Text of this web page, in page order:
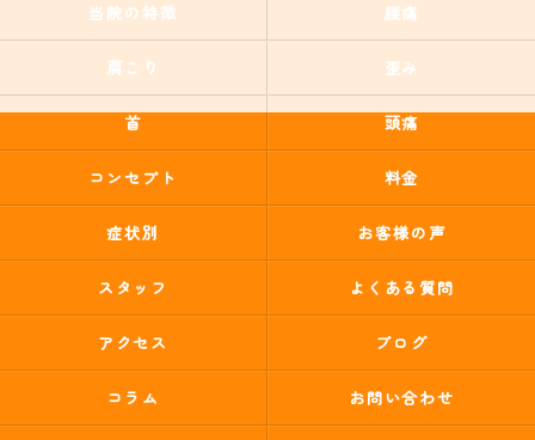
当院の特徴 腰痛
肩こり 歪み
首 頭痛
コンセプト 料金
症状別 お客様の声
スタッフ よくある質問
アクセス ブログ
コラム お問い合わせ